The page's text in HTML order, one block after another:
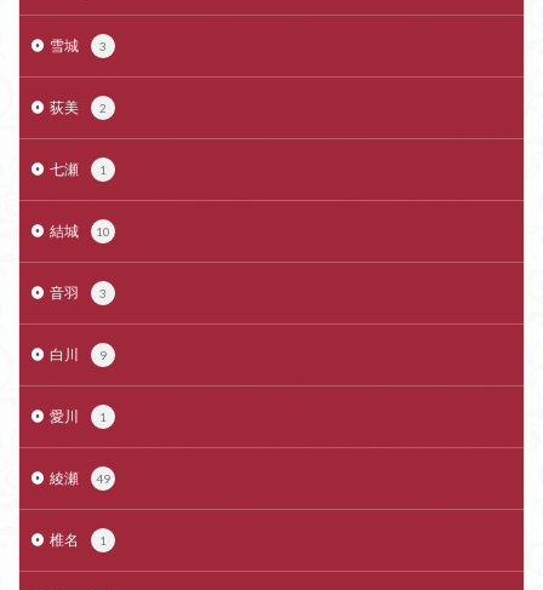
雪城 3
荻美 2
七瀬 1
結城 10
音羽 3
白川 9
愛川 1
綾瀬 49
椎名 1